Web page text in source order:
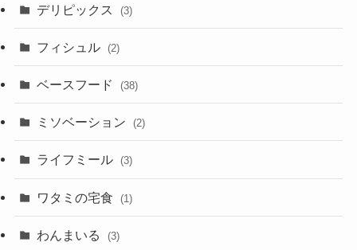
デリピックス (3)
フィシュル (2)
ベースフード (38)
ミソベーション (2)
ライフミール (3)
ワタミの宅食 (1)
わんまいる (3)